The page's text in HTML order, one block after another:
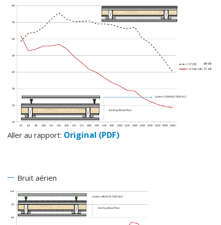
Aller au rapport: Original (PDF)
Bruit aérien